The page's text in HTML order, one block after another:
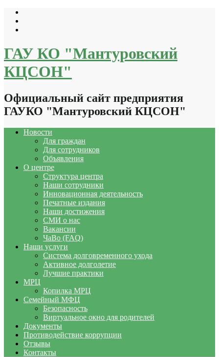
Перейти
содержимому
ГАУ КО "Мантуровский
КЦСОН"
Официальный сайт предприятия
ГАУКО "Мантуровский КЦСОН"
Новости
Для граждан
Для сотрудников
Объявления
О центре
Структура центра
Наши сотрудники
Инновационная деятельность
Печатные издания
Наши достижения
СМИ о нас
Вакансии
ЧаВо (FAQ)
Наши услуги
Система долговременного ухода
Активное долголетие
Лучшие практики
МРЦ
Копилка МРЦ
Семейный МФЦ
Безопасность
Виртуальное окно для родителей
Документы
Противодействие коррупции
Отзывы
Контакты